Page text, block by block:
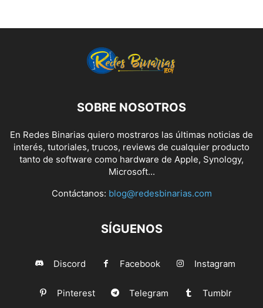
SOBRE NOSOTROS
En Redes Binarias quiero mostraros las últimas noticias de
interés, tutoriales, trucos, reviews de cualquier producto
tanto de software como hardware de Apple, Synology,
Microsoft...
Contáctanos: blog@redesbinarias.com
SÍGUENOS
Discord Facebook Instagram
Pinterest Telegram Tumblr